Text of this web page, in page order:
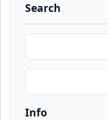
Search
Info